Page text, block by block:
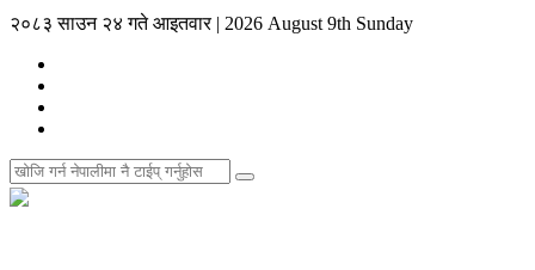
२०८३ साउन २४ गते आइतवार | 2026 August 9th Sunday